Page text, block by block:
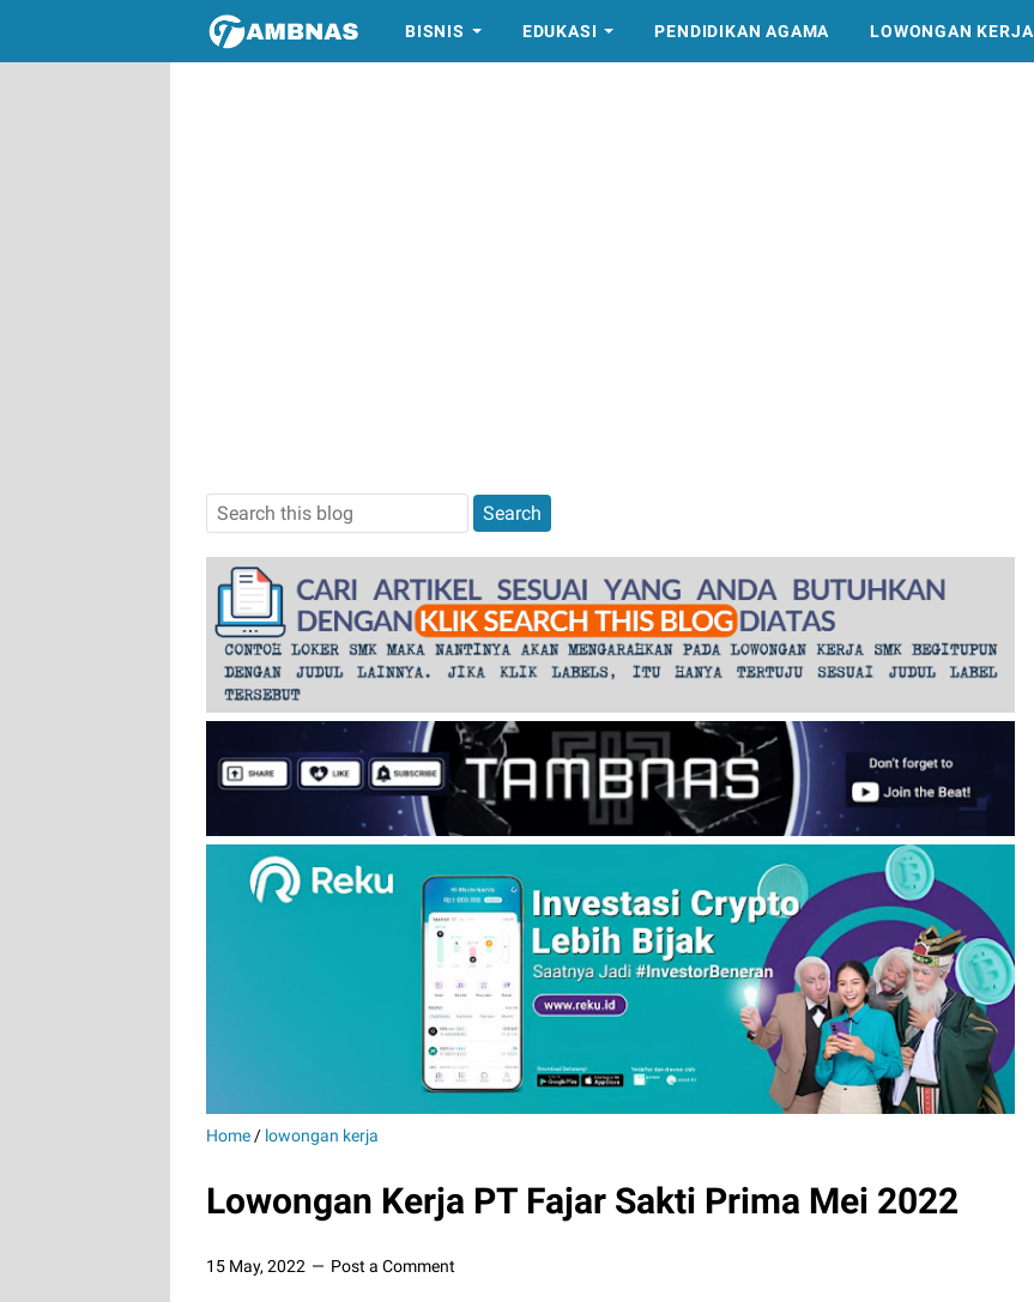
BISNIS EDUKASI PENDIDIKAN AGAMA LOWONGAN KERJA
Home / lowongan kerja
Lowongan Kerja PT Fajar Sakti Prima Mei 2022
15 May, 2022 Post a Comment